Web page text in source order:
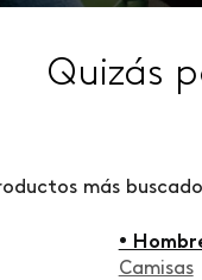
Quizás
más
•
Camisas